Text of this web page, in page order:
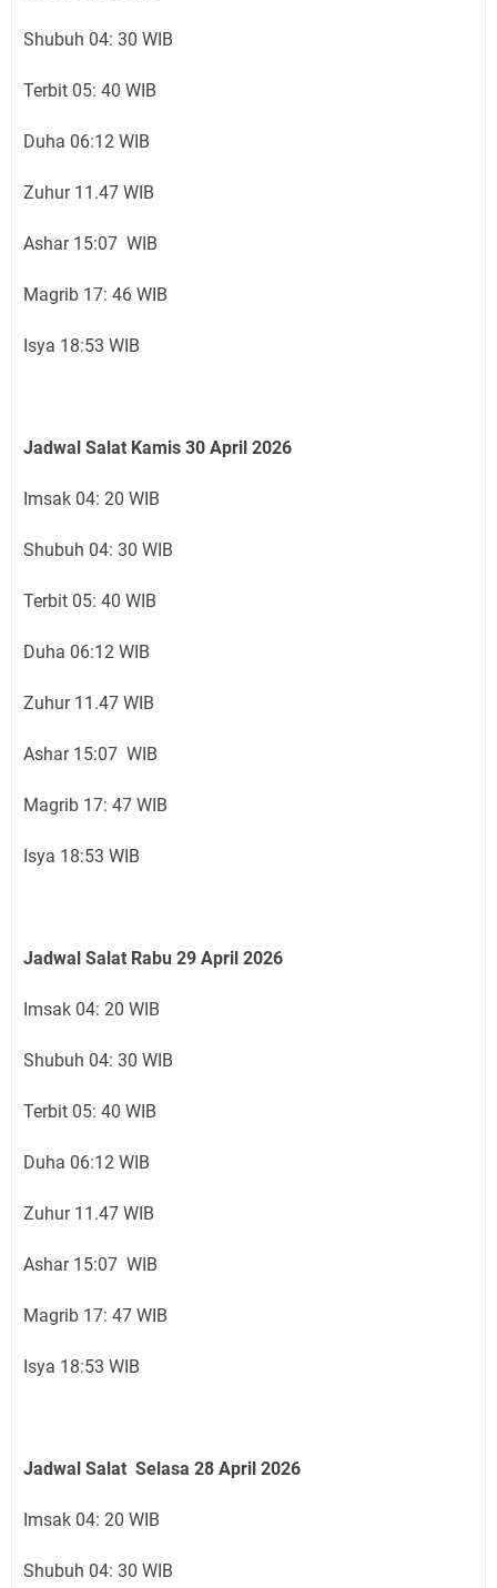
Shubuh 04: 30 WIB
Terbit 05: 40 WIB
Duha 06:12 WIB
Zuhur 11.47 WIB
Ashar 15:07 WIB
Magrib 17: 46 WIB
Isya 18:53 WIB
Jadwal Salat Kamis 30 April 2026
Imsak 04: 20 WIB
Shubuh 04: 30 WIB
Terbit 05: 40 WIB
Duha 06:12 WIB
Zuhur 11.47 WIB
Ashar 15:07 WIB
Magrib 17: 47 WIB
Isya 18:53 WIB
Jadwal Salat Rabu 29 April 2026
Imsak 04: 20 WIB
Shubuh 04: 30 WIB
Terbit 05: 40 WIB
Duha 06:12 WIB
Zuhur 11.47 WIB
Ashar 15:07 WIB
Magrib 17: 47 WIB
Isya 18:53 WIB
Jadwal Salat Selasa 28 April 2026
Imsak 04: 20 WIB
Shubuh 04: 30 WIB